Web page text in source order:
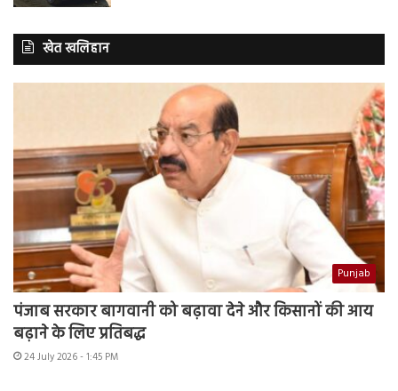
खेत खलिहान
Punjab
पंजाब सरकार बागवानी को बढ़ावा देने और किसानों की आय
बढ़ाने के लिए प्रतिबद्ध
24 July 2026 - 1:45 PM